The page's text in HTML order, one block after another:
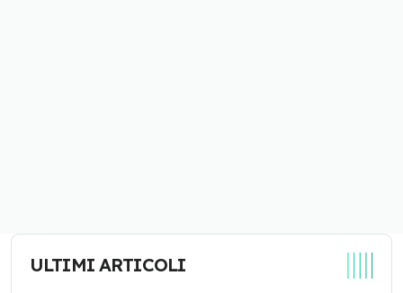
ULTIMI ARTICOLI